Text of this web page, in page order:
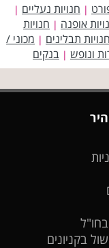
| חנויות נעליים |
אופנה | חנויות
חנויות תבלינים | מכוני /
ונופש | בנקים
בחו"ל
בקניונים